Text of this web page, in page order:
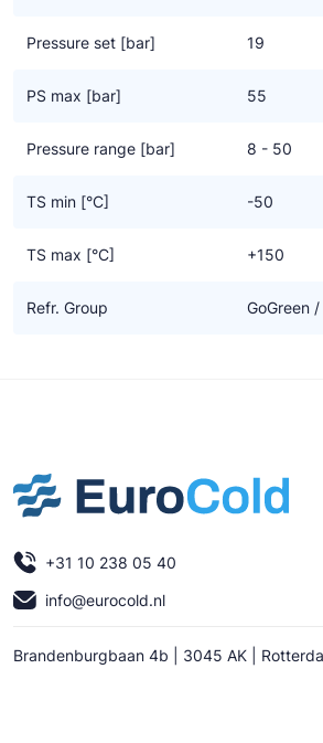
Pressure set [bar] 19
PS max [bar] 55
Pressure range [bar] 8 - 50
TS min [°C] -50
TS max [°C] +150
Refr. Group GoGreen
+31 10 238 05 40
info@eurocold.nl
Brandenburgbaan 4b | 3045 AK |